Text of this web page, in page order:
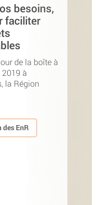
besoins,
faciliter
de la boîte à
à
la Région
EnR